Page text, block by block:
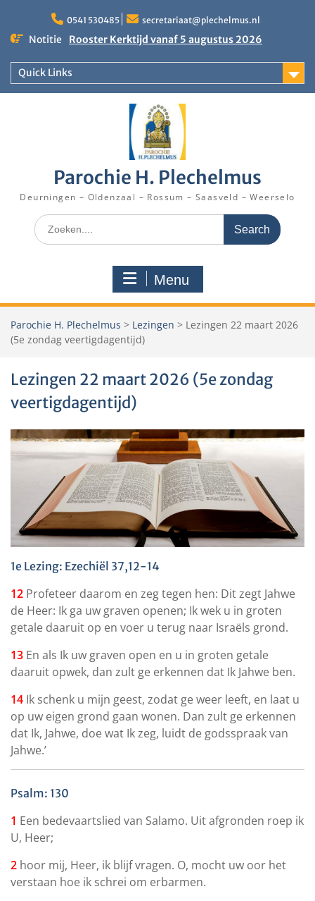
content
0541 530485 secretariaat@plechelmus.nl
Notitie
Rooster Kerktijd vanaf 5 augustus 2026
zondag 27 september 2026 in Klooster
Denekamp
Quick Links
Parochie H. Plechelmus
Deurningen – Oldenzaal – Rossum – Saasveld – Weerselo
Search
for:
Menu
Parochie H. Plechelmus > Lezingen > Lezingen 22 maart 2026
(5e zondag veertigdagentijd)
Lezingen 22 maart 2026 (5e zondag
veertigdagentijd)
1e Lezing: Ezechiël 37,12-14
12 Profeteer daarom en zeg tegen hen: Dit zegt Jahwe
de Heer: Ik ga uw graven openen; Ik wek u in groten
getale daaruit op en voer u terug naar Israëls grond.
13 En als Ik uw graven open en u in groten getale
daaruit opwek, dan zult ge erkennen dat Ik Jahwe ben.
14 Ik schenk u mijn geest, zodat ge weer leeft, en laat u
op uw eigen grond gaan wonen. Dan zult ge erkennen
dat Ik, Jahwe, doe wat Ik zeg, luidt de godsspraak van
Jahwe.’
Psalm: 130
1 Een bedevaartslied van Salamo. Uit afgronden roep ik
U, Heer;
2 hoor mij, Heer, ik blijf vragen. O, mocht uw oor het
verstaan hoe ik schrei om erbarmen.